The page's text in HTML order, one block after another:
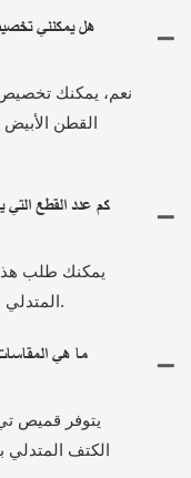
هل يمكنني
نعم، يمكنك
القطن
كم عدد القطع التي
يمكنك طلب
المتدلي بالجملة بكميات كبيرة بأسعار الجملة.
ما هي
يتوفر قميص
الكتف المتدلي